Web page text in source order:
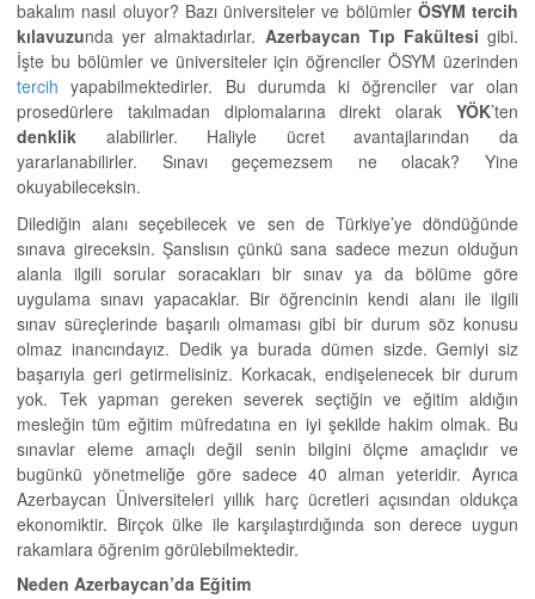
bakalım nasıl oluyor? Bazı üniversiteler ve bölümler ÖSYM tercih
kılavuzunda yer almaktadırlar. Azerbaycan Tıp Fakültesi gibi.
İşte bu bölümler ve üniversiteler için öğrenciler ÖSYM üzerinden
tercih yapabilmektedirler. Bu durumda ki öğrenciler var olan
prosedürlere takılmadan diplomalarına direkt olarak YÖK’ten
denklik alabilirler. Haliyle ücret avantajlarından da
yararlanabilirler. Sınavı geçemezsem ne olacak? Yine
okuyabileceksin.
Dilediğin alanı seçebilecek ve sen de Türkiye’ye döndüğünde
sınava gireceksin. Şanslısın çünkü sana sadece mezun olduğun
alanla ilgili sorular soracakları bir sınav ya da bölüme göre
uygulama sınavı yapacaklar. Bir öğrencinin kendi alanı ile ilgili
sınav süreçlerinde başarılı olmaması gibi bir durum söz konusu
olmaz inancındayız. Dedik ya burada dümen sizde. Gemiyi siz
başarıyla geri getirmelisiniz. Korkacak, endişelenecek bir durum
yok. Tek yapman gereken severek seçtiğin ve eğitim aldığın
mesleğin tüm eğitim müfredatına en iyi şekilde hakim olmak. Bu
sınavlar eleme amaçlı değil senin bilgini ölçme amaçlıdır ve
bugünkü yönetmeliğe göre sadece 40 alman yeteridir. Ayrıca
Azerbaycan Üniversiteleri yıllık harç ücretleri açısından oldukça
ekonomiktir. Birçok ülke ile karşılaştırdığında son derece uygun
rakamlara öğrenim görülebilmektedir.
Neden Azerbaycan’da Eğitim